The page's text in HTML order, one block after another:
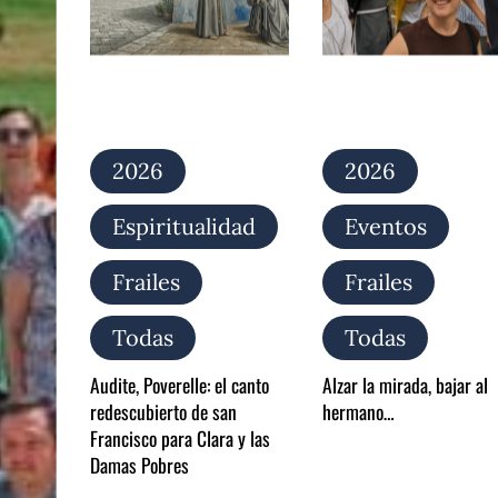
el
canto
para
Clara
las
Damas
Pobres
2026
Espiritualidad
Frailes
Todas
Audite, Poverelle: el canto
redescubierto de san
Francisco para Clara y las
Damas Pobres
mirada,
bajar
2026
Eventos
Frailes
Todas
Alzar la mirada, bajar al
hermano…